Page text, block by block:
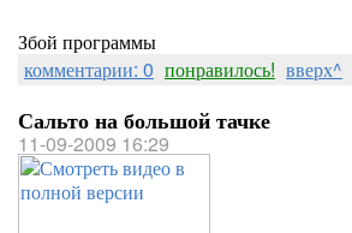
Збой программы
комментарии: 0 понравилось! вверх^
Сальто на большой тачке
11-09-2009 16:29